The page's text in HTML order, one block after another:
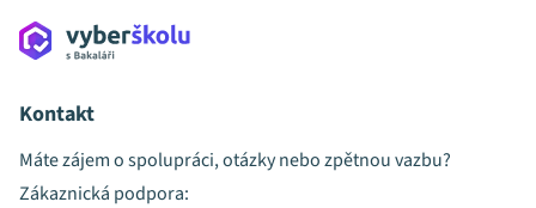
Kontakt
Máte zájem o spolupráci, otázky nebo zpětnou vazbu?
Zákaznická podpora: